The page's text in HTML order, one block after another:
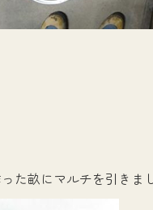
た畝にマルチを引きま